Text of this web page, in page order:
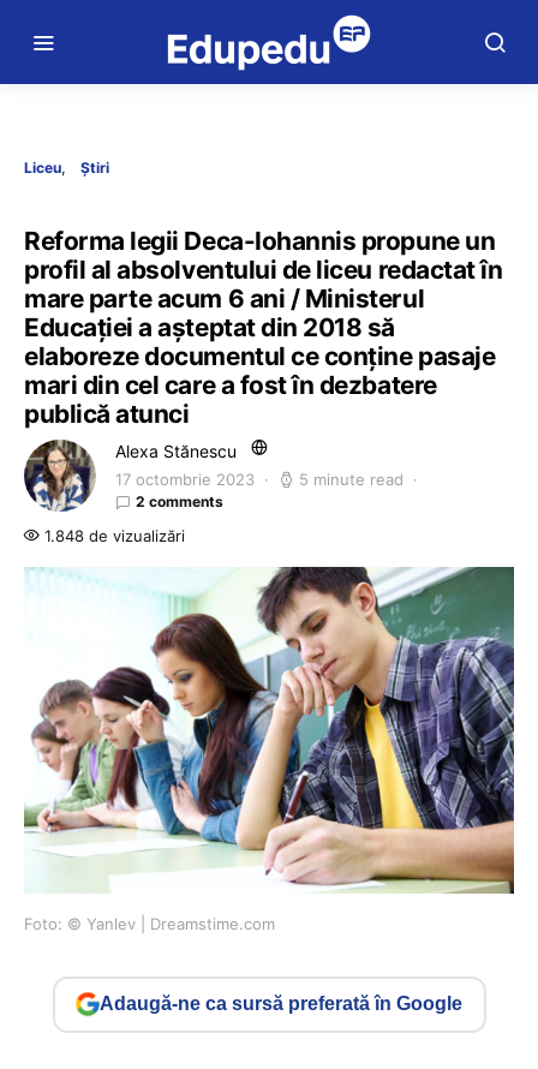
Liceu Știri
Reforma legii Deca-Iohannis propune un
profil al absolventului de liceu redactat în
mare parte acum 6 ani / Ministerul
Educației a așteptat din 2018 să
elaboreze documentul ce conține pasaje
mari din cel care a fost în dezbatere
publică atunci
Alexa Stănescu
17 octombrie 2023 5 minute read
2 comments
1.848 de vizualizări
Foto: © Yanlev | Dreamstime.com
Adaugă-ne ca sursă preferată în Google